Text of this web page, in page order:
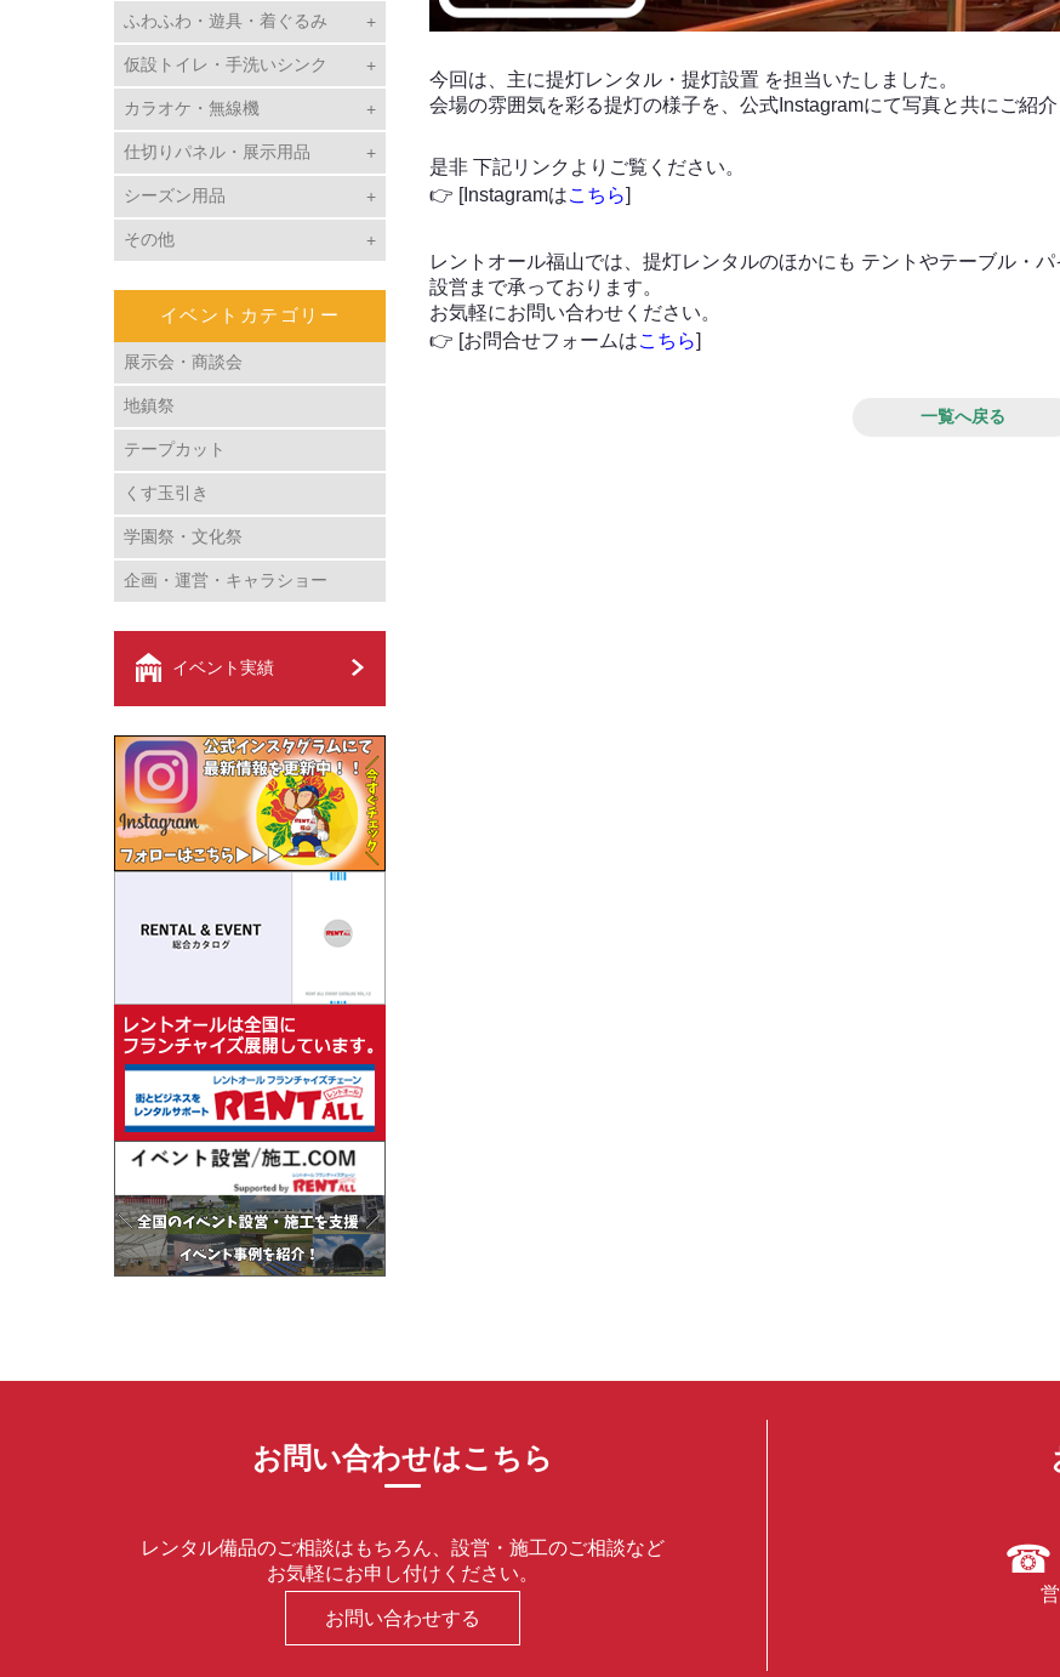
ふわふわ・遊具・着ぐるみ
仮設トイレ・手洗いシンク
カラオケ・無線機
仕切りパネル・展示用品
シーズン用品
その他
イベントカテゴリー
展示会・商談会
地鎮祭
テープカット
くす玉引き
学園祭・文化祭
企画・運営・キャラショー
イベント実績
今回は、主に提灯レンタル・提灯設置 を担当いたしました。
会場の雰囲気を彩る提灯の様子を、公式Instagramにて写真と共にご紹介
是非 下記リンクよりご覧ください。
👉 [Instagramはこちら]
レントオール福山では、提灯レンタルのほかにも テントやテーブル・
設営まで承っております。
お気軽にお問い合わせください。
👉 [お問合せフォームはこちら]
一覧へ戻る
お問い合わせはこちら
レンタル備品のご相談はもちろん、設営・施工のご相談など
お気軽にお申し付けください。
お問い合わせする
☎